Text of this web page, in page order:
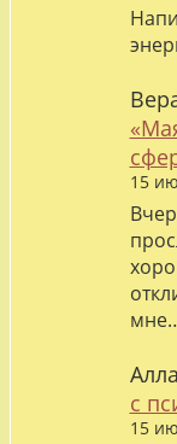
15
Алла
с
15